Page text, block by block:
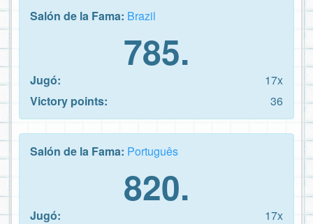
Salón de la Fama: Brazil
785.
Jugó:
17x
Victory points:
36
Salón de la Fama: Português
820.
Jugó:
17x